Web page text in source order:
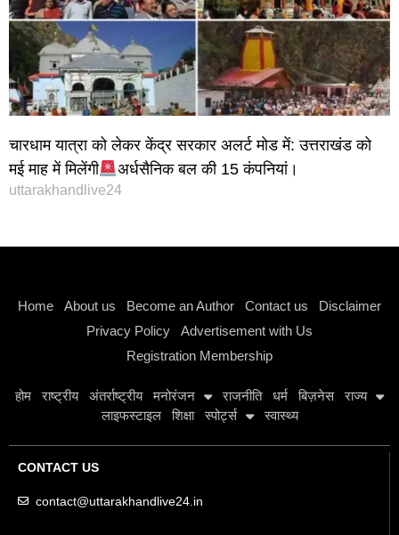
चारधाम यात्रा को लेकर केंद्र सरकार अलर्ट मोड में: उत्तराखंड को
मई माह में मिलेंगी
अर्धसैनिक बल की 15 कंपनियां।
uttarakhandlive24
Home About us Become an Author Contact us
Disclaimer
Privacy Policy
Advertisement with Us
Registration Membership
होम राष्ट्रीय अंतर्राष्ट्रीय मनोरंजन राजनीति धर्म बिज़नेस
राज्य
लाइफस्टाइल
शिक्षा स्पोर्ट्स स्वास्थ्य
CONTACT US
contact@uttarakhandlive24.in